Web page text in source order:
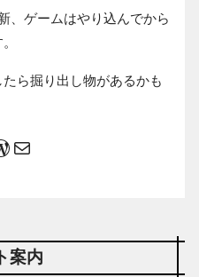
、ゲームはやり込んでから
ら掘り出し物があるかも
案内